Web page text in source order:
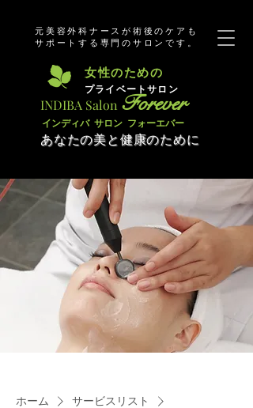
​女性のための
​プライベートサロン
​INDIBA Salon
あなたの美と健康のために
Forever
​インディバ サロン フォーエバー
元美容外科ナースが術後のケアも
サポートする専門のサロンです。
ホーム
サービスリスト